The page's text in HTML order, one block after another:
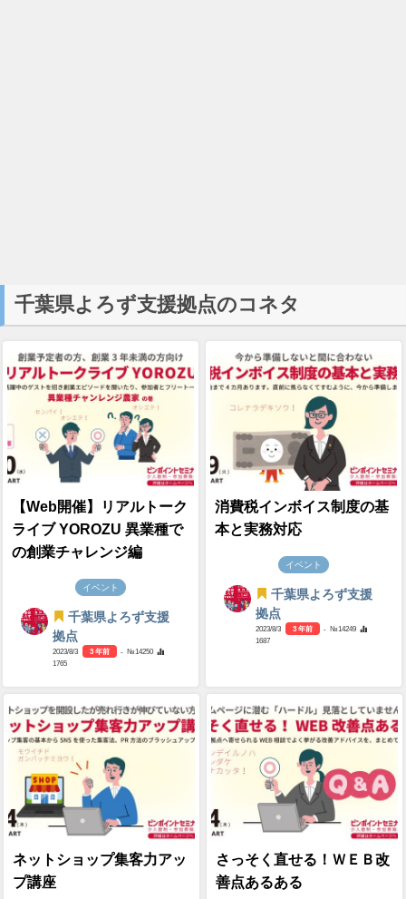
千葉県よろず支援拠点のコネタ
【Web開催】リアルトーク
ライブ YOROZU 異業種で
の創業チャレンジ編
イベント
千葉県よろず支援
拠点
2023/8/3 3 年前
- №14250
1765
消費税インボイス制度の基
本と実務対応
イベント
千葉県よろず支援
拠点
2023/8/3 3 年前
- №14249
1687
ネットショップ集客力アッ
プ講座
さっそく直せる！ＷＥＢ改
善点あるある